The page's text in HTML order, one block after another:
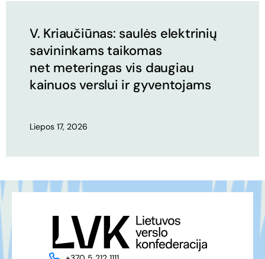
V. Kriaučiūnas: saulės elektrinių
savininkams taikomas
net meteringas vis daugiau
kainuos verslui ir gyventojams
Liepos 17, 2026